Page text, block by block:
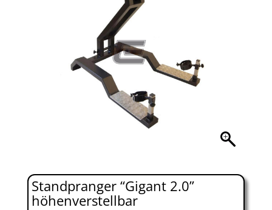
Standpranger “Gigant 2.0”
höhenverstellbar